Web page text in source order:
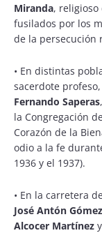
Miranda, religioso
fusilados por los
de la persecución
• En distintas
sacerdote profeso,
Fernando Saperas
la Congregación
Corazón de la
odio a la fe
1936 y el 1937).
• En la carretera
José Antón Gómez
Alcocer Martínez y